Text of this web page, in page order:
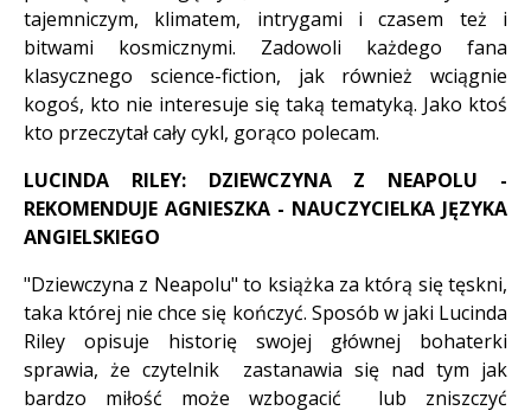
tajemniczym, klimatem, intrygami i czasem też i
bitwami kosmicznymi. Zadowoli każdego fana
klasycznego science-fiction, jak również wciągnie
kogoś, kto nie interesuje się taką tematyką. Jako ktoś
kto przeczytał cały cykl, gorąco polecam.
LUCINDA RILEY: DZIEWCZYNA Z NEAPOLU -
REKOMENDUJE AGNIESZKA - NAUCZYCIELKA JĘZYKA
ANGIELSKIEGO
"Dziewczyna z Neapolu" to książka za którą się tęskni,
taka której nie chce się kończyć. Sposób w jaki Lucinda
Riley opisuje historię swojej głównej bohaterki
sprawia, że czytelnik zastanawia się nad tym jak
bardzo miłość może wzbogacić lub zniszczyć